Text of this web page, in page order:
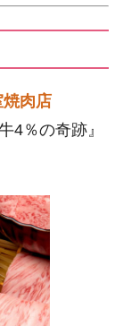
焼肉店
4％の奇跡』